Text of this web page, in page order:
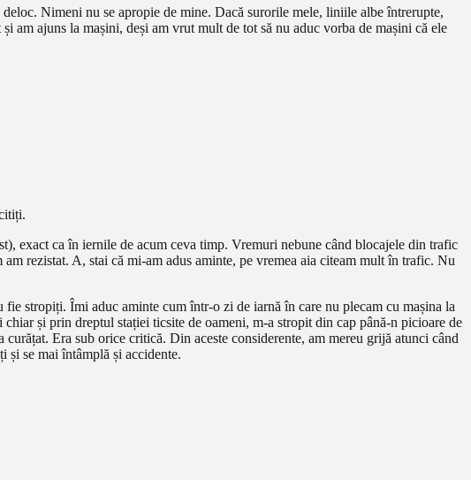
Nimeni nu se apropie de mine. Dacă surorile mele, liniile albe întrerupte,
am ajuns la mașini, deși am vrut mult de tot să nu aduc vorba de mașini că ele
exact ca în iernile de acum ceva timp. Vremuri nebune când blocajele din trafic
rezistat. A, stai că mi-am adus aminte, pe vremea aia citeam mult în trafic. Nu
stropiți. Îmi aduc aminte cum într-o zi de iarnă în care nu plecam cu mașina la
și prin dreptul stației ticsite de oameni, m-a stropit din cap până-n picioare de
Era sub orice critică. Din aceste considerente, am mereu grijă atunci când
și se mai întâmplă și accidente.